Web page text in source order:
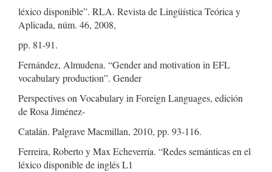
léxico disponible”. RLA. Revista de Lingüística Teórica y
Aplicada, núm. 46, 2008,
pp. 81-91.
Fernández, Almudena. “Gender and motivation in EFL
vocabulary production”. Gender
Perspectives on Vocabulary in Foreign Languages, edición
de Rosa Jiménez-
Catalán. Palgrave Macmillan, 2010, pp. 93-116.
Ferreira, Roberto y Max Echeverría. “Redes semánticas en el
léxico disponible de inglés L1